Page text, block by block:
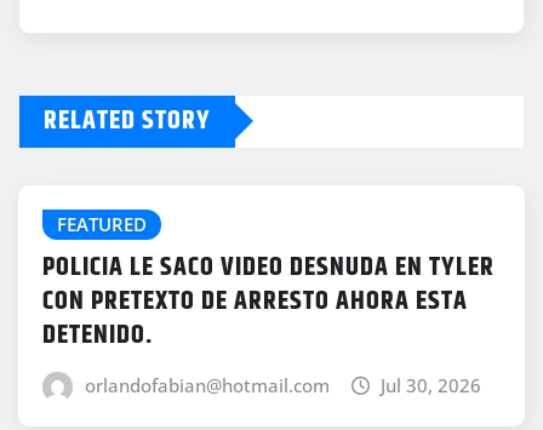
RELATED STORY
FEATURED
POLICIA LE SACO VIDEO DESNUDA EN TYLER
CON PRETEXTO DE ARRESTO AHORA ESTA
DETENIDO.
orlandofabian@hotmail.com Jul 30, 2026